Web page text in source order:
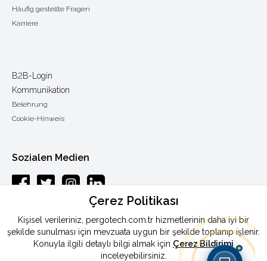
Häufig gestellte Fragen
Karriere
B2B-Login
Kommunikation
Belehrung
Cookie-Hinweis
Sozialen Medien
ISTANBUL
Telefon:0090 444 46 72
Çerez Politikası
Kişisel verileriniz, pergotech.com.tr hizmetlerinin daha iyi bir
şekilde sunulması için mevzuata uygun bir şekilde toplanıp işlenir.
Konuyla ilgili detaylı bilgi almak için Çerez Bildirimi
inceleyebilirsiniz.